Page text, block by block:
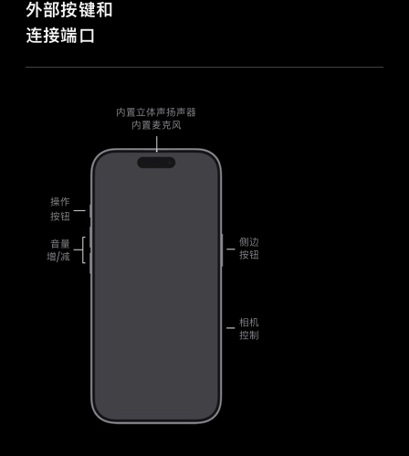
外部按键和
连接端口
音量
增/减
操作
按钮
相机
控制
侧边
按钮
内置立体声扬声器
内置麦克风